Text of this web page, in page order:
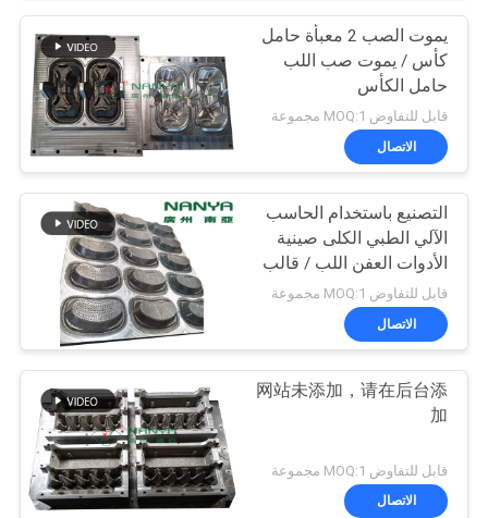
خريطة
الموقع
PRIVACY
POLICY
أدوات المائدة يجعل
آلة
البيض آلة الكرتون
51
50
يموت الصب 2 معبأة حامل
كأس / يموت صب اللب
حامل الكأس
قابل للتفاوض MOQ:1 مجموعة
الاتصال
التصنيع باستخدام الحاسب
الآلي الطبي الكلى صينية
الأدوات العفن اللب / قالب
الألومنيوم البرونزي
قابل للتفاوض MOQ:1 مجموعة
الاتصال
网站未添加，请在后台添
加
قابل للتفاوض MOQ:1 مجموعة
الاتصال